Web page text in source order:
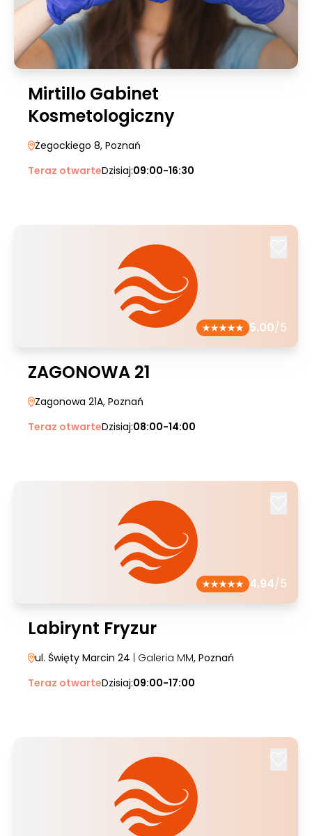
Mirtillo Gabinet
Kosmetologiczny
Żegockiego 8, Poznań
Teraz otwarteDzisiaj:09:00-16:30
5.00/5
ZAGONOWA 21
Zagonowa 21A, Poznań
Teraz otwarteDzisiaj:08:00-14:00
4.94/5
Labirynt Fryzur
ul. Święty Marcin 24 | Galeria MM, Poznań
Teraz otwarteDzisiaj:09:00-17:00